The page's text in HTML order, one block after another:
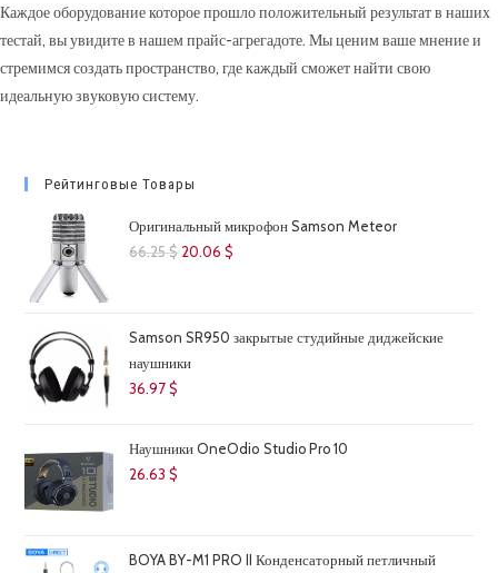
Каждое оборудование которое прошло положительный результат в наших
тестай, вы увидите в нашем прайс-агрегадоте. Мы ценим ваше мнение и
стремимся создать пространство, где каждый сможет найти свою
идеальную звуковую систему.
Рейтинговые Товары
Оригинальный микрофон Samson Meteor
66.25$ Первоначальная
66.25 $.
20.06$
Samson SR950 закрытые студийные диджейские
наушники
36.97$
Наушники OneOdio Studio Pro 10
26.63$
BOYA BY-M1 PRO II Конденсаторный петличный